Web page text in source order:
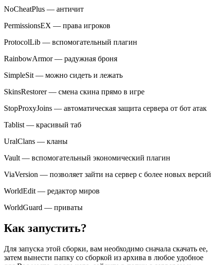
NoCheatPlus — античит
PermissionsEX — права игроков
ProtocolLib — вспомогательный плагин
RainbowArmor — радужная броня
SimpleSit — можно сидеть и лежать
SkinsRestorer — смена скина прямо в игре
StopProxyJoins — автоматическая защита сервера от бот атак
Tablist — красивый таб
UralClans — кланы
Vault — вспомогательный экономический плагин
ViaVersion — позволяет зайти на сервер с более новых версий
WorldEdit — редактор миров
WorldGuard — приваты
Как запустить?
Для запуска этой сборки, вам необходимо сначала скачать ее,
затем вынести папку со сборкой из архива в любое удобное